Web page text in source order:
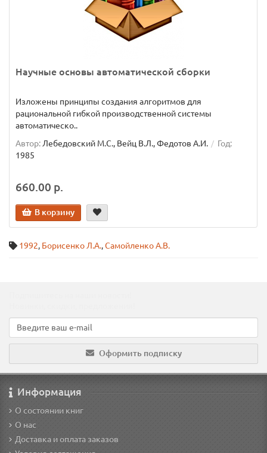
Научные основы автоматической сборки
Изложены принципы создания алгоритмов для
рациональной гибкой производственной системы
автоматическо..
Автор: Лебедовский М.С., Вейц В.Л., Федотов А.И.
Год:
1985
660.00 р.
В корзину
1992, Борисенко Л.А.,Самойленко А.В.
Оформить подписку
Информация
О состоянии книг
О нас
Доставка и оплата заказов